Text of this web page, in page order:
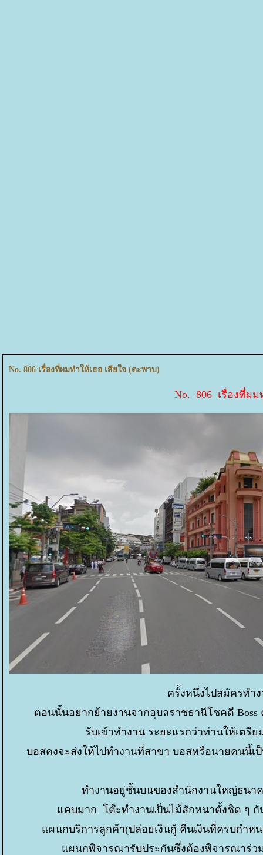
No. 806 เรื่องที่ผมทำให้เธอ เสียใจ (ตะพาบ)
No. 806 เรื่องที่ผม
ครั้งหนึ่งไปสมัครทำ
ตอนนั้นอยากย้ายงานจากอุบลราชธานีโชคดี
รับเข้าทำงาน ระยะแรกว่าท่านให้เต
บอสคงจะส่งให้ไปทำงานที่สาขา บอสหรือนายคนนี้
ทำงานอยู่ชั้นบนของสำนักงานใหญ่ธนา
คบมาก โต๊ะทำงานเป็นไม้สักหนาตั้งชิด ๆ
ผนกบริการลูกค้า(ปล่อยเงินกู้ คืนเงินที่ครบกำ
ผนกพิจารณารับประกันซึ่งต้องพิจารณาร่ว